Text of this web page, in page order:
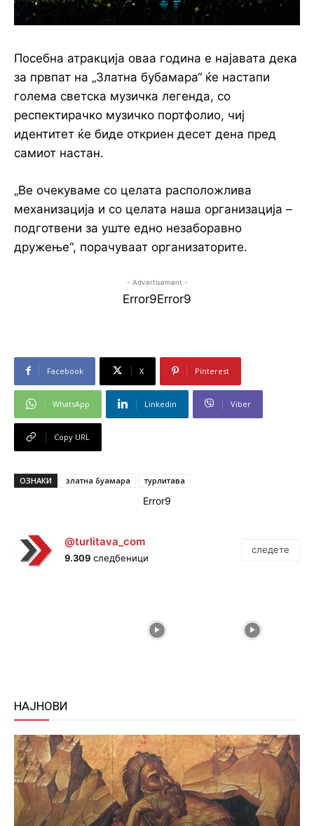
Посебна атракција оваа година е најавата дека
за првпат на „Златна бубамара“ ќе настапи
голема светска музичка легенда, со
респектирачко музичко портфолио, чиј
идентитет ќе биде откриен десет дена пред
самиот настан.
„Ве очекуваме со целата расположлива
механизација и со целата наша организација –
подготвени за уште едно незаборавно
дружење“, порачуваат организаторите.
- Advertisement -
Error9Error9
Facebook X Pinterest
WhatsApp Linkedin Viber
Copy URL
ОЗНАКИ златна буамара турлитава
Error9
@turlitava_com
9.309 следбеници
следете
НАЈНОВИ